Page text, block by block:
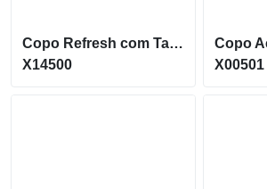
Copo Refresh com Tampa e Canudo possui capacidade de 500ml X14500
X14500
X00501